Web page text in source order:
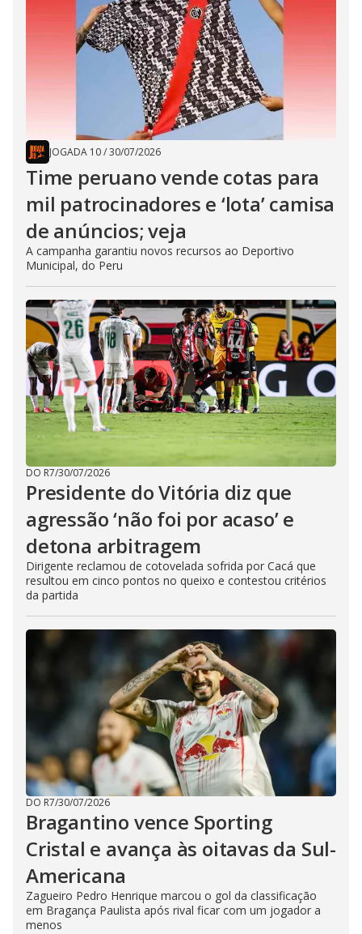
JOGADA 10/30/07/2026
Time peruano vende cotas para
mil patrocinadores e ‘lota’ camisa
de anúncios; veja
A campanha garantiu novos recursos ao Deportivo
Municipal, do Peru
DO R7/30/07/2026
Presidente do Vitória diz que
agressão ‘não foi por acaso’ e
detona arbitragem
Dirigente reclamou de cotovelada sofrida por Cacá que
resultou em cinco pontos no queixo e contestou critérios
da partida
DO R7/30/07/2026
Bragantino vence Sporting
Cristal e avança às oitavas da Sul-
Americana
Zagueiro Pedro Henrique marcou o gol da classificação
em Bragança Paulista após rival ficar com um jogador a
menos